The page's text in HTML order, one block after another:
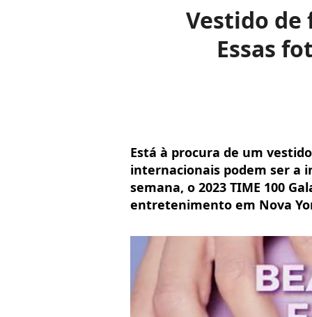
Vestido de
Essas
Está à procura de um
internacionais podem ser a
semana, o 2023 TIME 100
entretenimento em Nova